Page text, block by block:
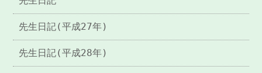
先生日記(平成27年)
先生日記(平成28年)